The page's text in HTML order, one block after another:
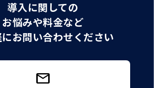
導入に関しての
お悩みや料金など
お問い合わせください